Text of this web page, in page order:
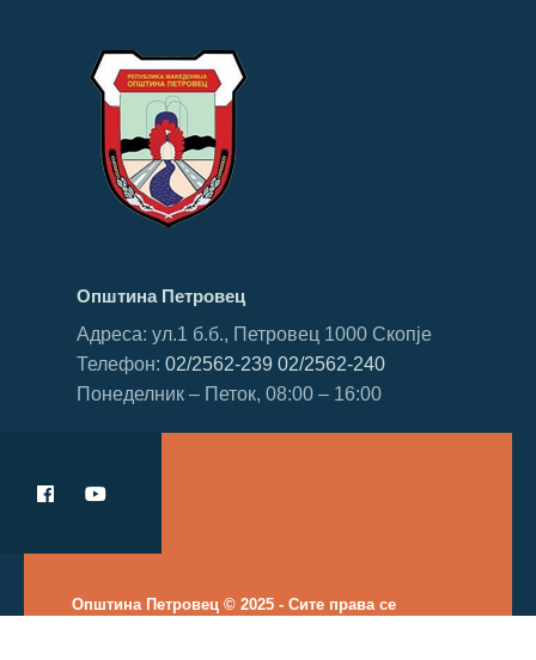
Општина Петровец
Адреса: ул.1 б.б., Петровец 1000 Скопје
Телефон: 02/2562-239 02/2562-240
Понеделник – Петок, 08:00 – 16:00
Општина Петровец © 2025 - Сите права се